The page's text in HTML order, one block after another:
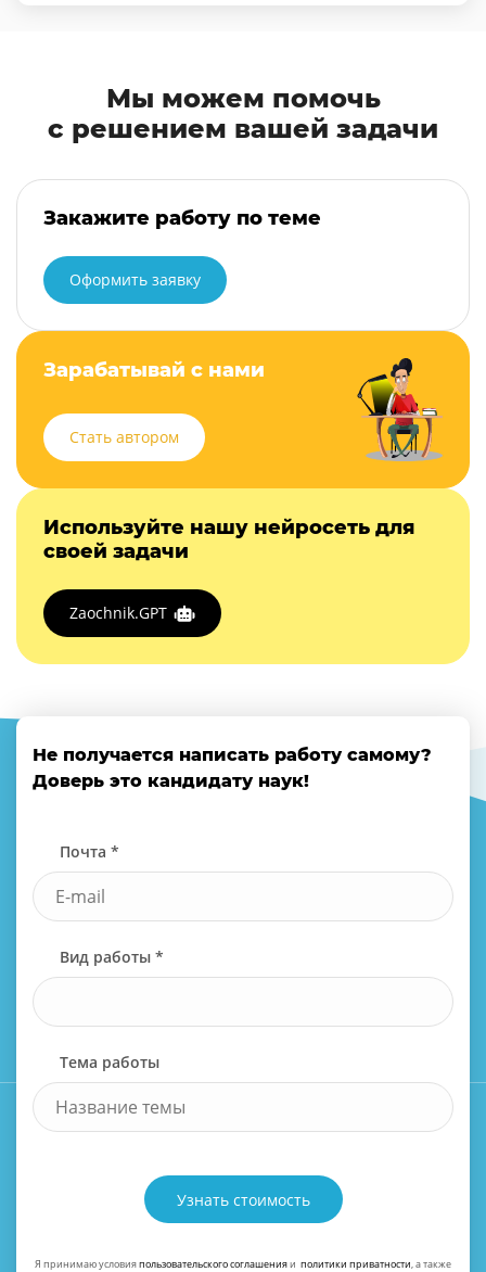
Мы можем помочь
с решением вашей задачи
Закажите работу по теме
Оформить заявку
Зарабатывай с нами
Стать автором
Используйте нашу нейросеть для
своей задачи
Zaochnik.GPT
Не получается написать работу самому?
Доверь это кандидату наук!
Почта *
Вид работы *
Тема работы
Узнать стоимость
Я принимаю условияпользовательского соглашенияи политики приватности, а также